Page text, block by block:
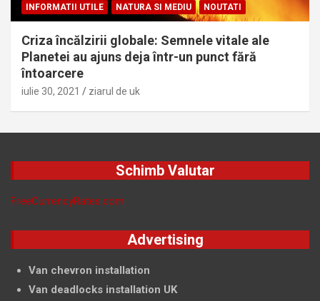
INFORMATII UTILE NATURA SI MEDIU NOUTATI
Criza încălzirii globale: Semnele vitale ale
Planetei au ajuns deja într-un punct fără
întoarcere
iulie 30, 2021 ziarul de uk
Schimb Valutar
FreeCurrencyRates.com
Advertising
Van chevron installation
Van deadlocks installation UK